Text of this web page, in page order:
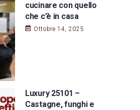
cucinare con quello
che c’è in casa
Ottobre 14, 2025
Luxury 25101 –
Castagne, funghi e